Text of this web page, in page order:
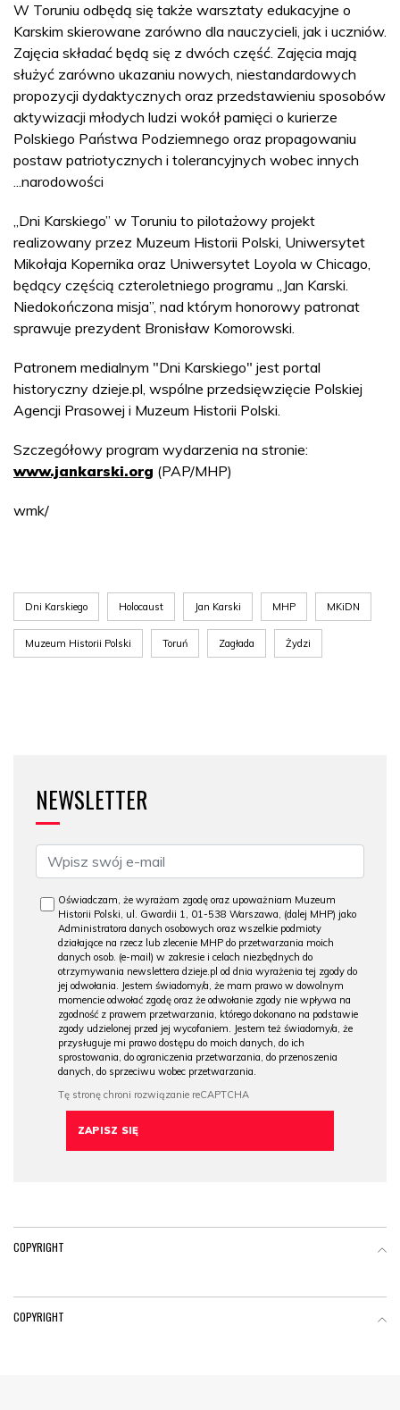
W Toruniu odbędą się także warsztaty edukacyjne o
Karskim skierowane zarówno dla nauczycieli, jak i uczniów.
Zajęcia składać będą się z dwóch część. Zajęcia mają
służyć zarówno ukazaniu nowych, niestandardowych
propozycji dydaktycznych oraz przedstawieniu sposobów
aktywizacji młodych ludzi wokół pamięci o kurierze
Polskiego Państwa Podziemnego oraz propagowaniu
postaw patriotycznych i tolerancyjnych wobec innych
narodowości...
„Dni Karskiego” w Toruniu to pilotażowy projekt
realizowany przez Muzeum Historii Polski, Uniwersytet
Mikołaja Kopernika oraz Uniwersytet Loyola w Chicago,
będący częścią czteroletniego programu „Jan Karski.
Niedokończona misja”, nad którym honorowy patronat
sprawuje prezydent Bronisław Komorowski.
Patronem medialnym "Dni Karskiego" jest portal
historyczny dzieje.pl, wspólne przedsięwzięcie Polskiej
Agencji Prasowej i Muzeum Historii Polski.
Szczegółowy program wydarzenia na stronie:
www.jankarski.org (PAP/MHP)
wmk/
Dni Karskiego Holocaust Jan Karski MHP MKiDN
Muzeum Historii Polski Toruń Zagłada Żydzi
NEWSLETTER
Oświadczam, że wyrażam zgodę oraz upoważniam Muzeum
Historii Polski, ul. Gwardii 1, 01-538 Warszawa, (dalej MHP) jako
Administratora danych osobowych oraz wszelkie podmioty
działające na rzecz lub zlecenie MHP do przetwarzania moich
danych osob. (e-mail) w zakresie i celach niezbędnych do
otrzymywania newslettera dzieje.pl od dnia wyrażenia tej zgody do
jej odwołania. Jestem świadomy/a, że mam prawo w dowolnym
momencie odwołać zgodę oraz że odwołanie zgody nie wpływa na
zgodność z prawem przetwarzania, którego dokonano na podstawie
zgody udzielonej przed jej wycofaniem. Jestem też świadomy/a, że
przysługuje mi prawo dostępu do moich danych, do ich
sprostowania, do ograniczenia przetwarzania, do przenoszenia
danych, do sprzeciwu wobec przetwarzania.
COPYRIGHT
COPYRIGHT